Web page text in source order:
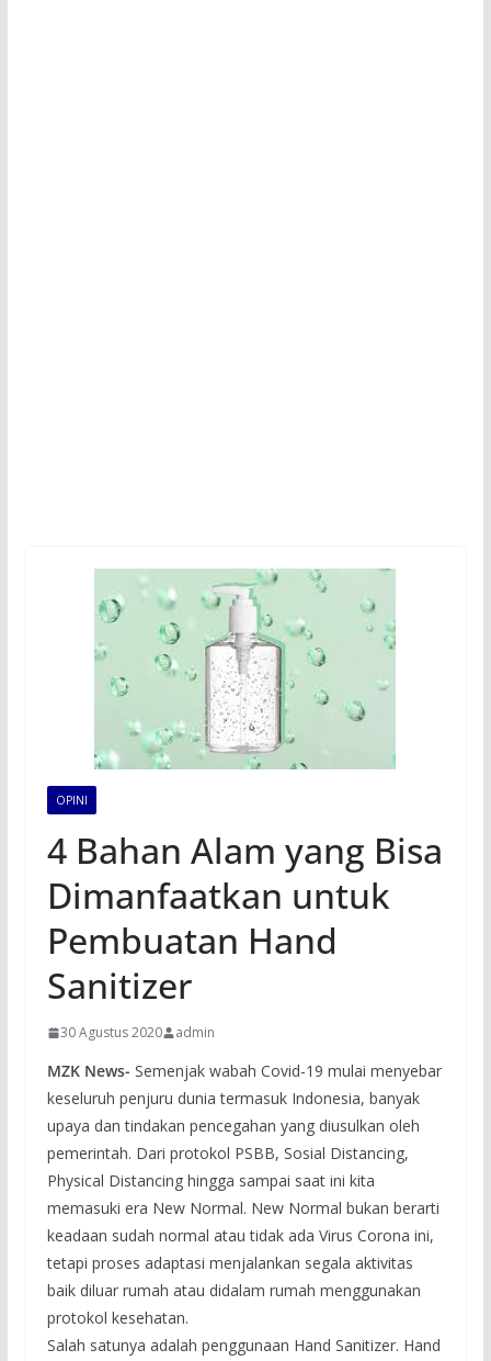
OPINI
4 Bahan Alam yang Bisa
Dimanfaatkan untuk
Pembuatan Hand
Sanitizer
30 Agustus 2020 admin
MZK News- Semenjak wabah Covid-19 mulai menyebar
keseluruh penjuru dunia termasuk Indonesia, banyak
upaya dan tindakan pencegahan yang diusulkan oleh
pemerintah. Dari protokol PSBB, Sosial Distancing,
Physical Distancing hingga sampai saat ini kita
memasuki era New Normal. New Normal bukan berarti
keadaan sudah normal atau tidak ada Virus Corona ini,
tetapi proses adaptasi menjalankan segala aktivitas
baik diluar rumah atau didalam rumah menggunakan
protokol kesehatan.
Salah satunya adalah penggunaan Hand Sanitizer. Hand